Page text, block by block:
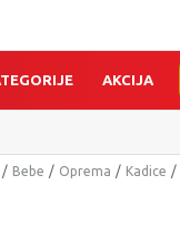
AKCIJA
Bebe Oprema Kadice